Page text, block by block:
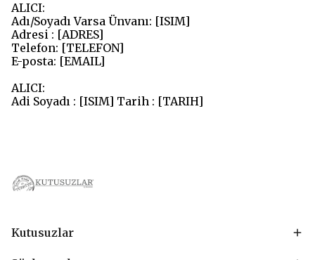
ALICI:
Adı/Soyadı Varsa Ünvanı: [ISIM]
Adresi : [ADRES]
Telefon: [TELEFON]
E-posta: [EMAIL]
ALICI:
Adi Soyadı : [ISIM] Tarih : [TARIH]
Kutusuzlar